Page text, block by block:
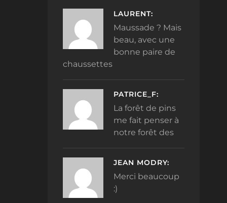
LAURENT:
Maussade ? Mais
beau, avec une
bonne paire de
chaussettes
PATRICE_F:
La forêt de pins
me fait penser à
notre forêt des
JEAN MODRY:
Merci beaucoup
:)